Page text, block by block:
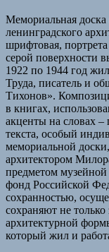
Мемориальная
ленинградского
шрифтовая,
серой поверхности
1922 по 1944 год
Труда, писатель и
Тихонов».
в книгах,
акценты на словах
текста, особый
мемориальной
архитектором
предметом
фонд Российской
сохранностью,
сохраняют не
архитектурной
который жил и